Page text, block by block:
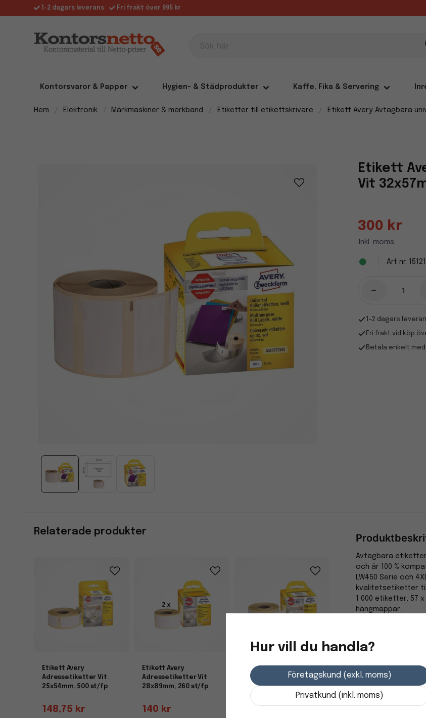
1-2 dagars leverans Fri frakt över 995 kr
Kontorsvaror & Papper Hygien- & Städprodukter Kaffe, Fika & Servering
Hem Elektronik Märkmaskiner & märkband Etiketter till etikettskrivare Etikett Avery Avtagbara
Etikett
Vit
300 kr
Inkl. moms
-
1-2 dagars
Fri frakt vid köp
Betala enkelt
Relaterade produkter
Etikett Avery
Adressetiketter Vit
25x54mm, 500 st/fp
148,75 kr
Etikett Avery
Adressetiketter Vit
28x89mm, 260 st/fp
140 kr
Etikett Avery
Adressetiketter Vit
36x89mm, 520 st/fp
236,25 kr
Avtagbara
och är 100 %
LW450 Serie och
kvalitetsetiketter
1 000 etiketter, 57
hängmappar.
Egenskaper
Miljömärkning
Hur vill du handla?
Företagskund (exkl. moms)
Privatkund (inkl. moms)